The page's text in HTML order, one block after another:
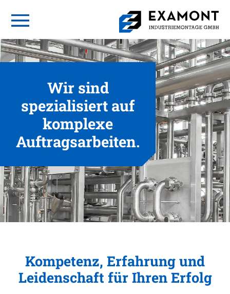
Wir sind
spezialisiert auf
komplexe
Auftragsarbeiten.
Kompetenz, Erfahrung und
Leidenschaft für Ihren Erfolg